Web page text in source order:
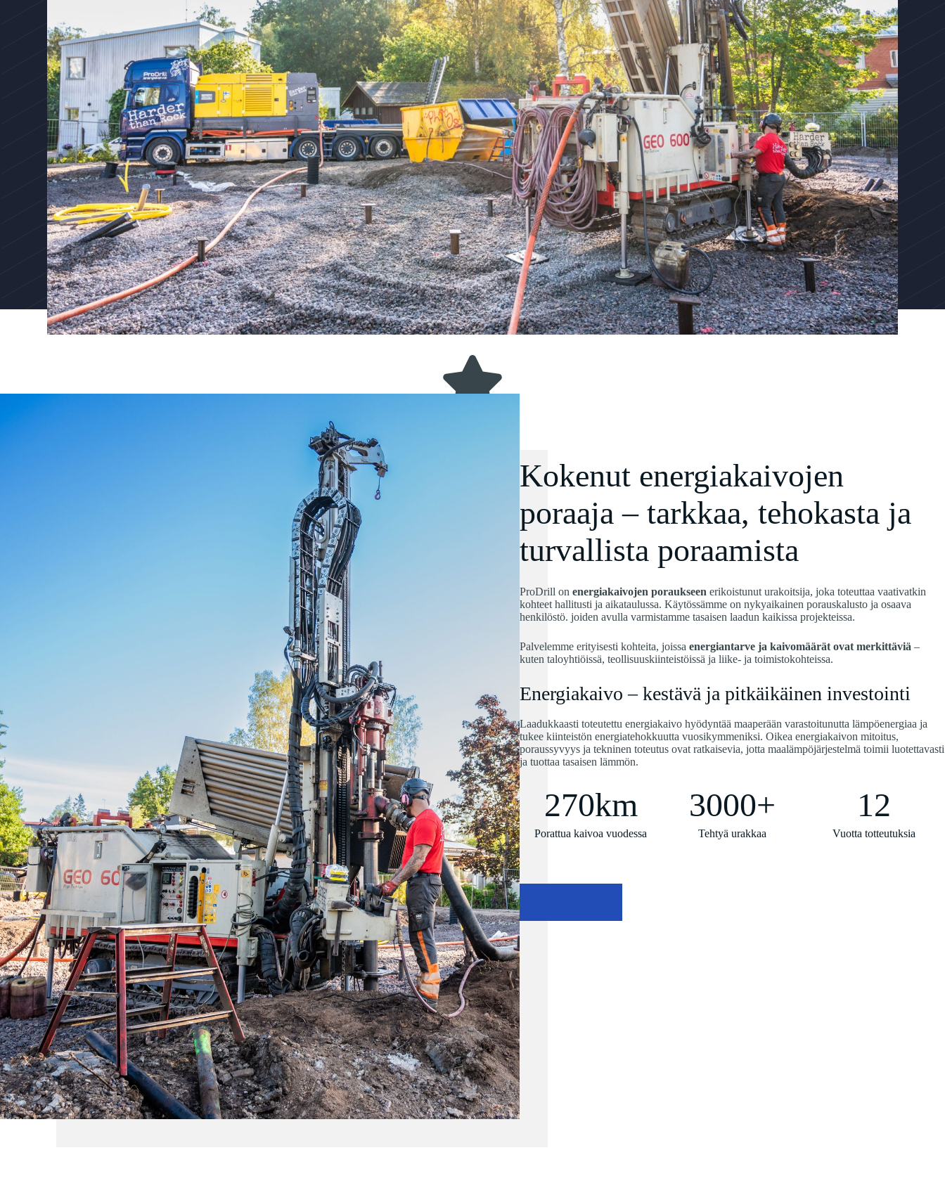
Kokenut energiakaivojen
poraaja – tarkkaa, tehokasta ja
turvallista poraamista
ProDrill onenergiakaivojen poraukseen erikoistunut urakoitsija, joka toteuttaa vaativatkin
kohteet hallitusti ja aikataulussa. Käytössämme on nykyaikainen porauskalusto ja osaava
henkilöstö. joiden avulla varmistamme tasaisen laadun kaikissa projekteissa.
Palvelemme erityisesti kohteita, joissaenergiantarve ja kaivomäärät ovat merkittäviä –
kuten taloyhtiöissä, teollisuuskiinteistöissä ja liike- ja toimistokohteissa.
Energiakaivo – kestävä ja pitkäikäinen investointi
Laadukkaasti toteutettu energiakaivo hyödyntää maaperään varastoitunutta lämpöenergiaa ja
tukee kiinteistön energiatehokkuutta vuosikymmeniksi. Oikea energiakaivon mitoitus,
poraussyvyys ja tekninen toteutus ovat ratkaisevia, jotta maalämpöjärjestelmä toimii luotettavasti
ja tuottaa tasaisen lämmön.
270km
Porattua kaivoa vuodessa
3000+
Tehtyä urakkaa
12
Vuotta totteutuksia